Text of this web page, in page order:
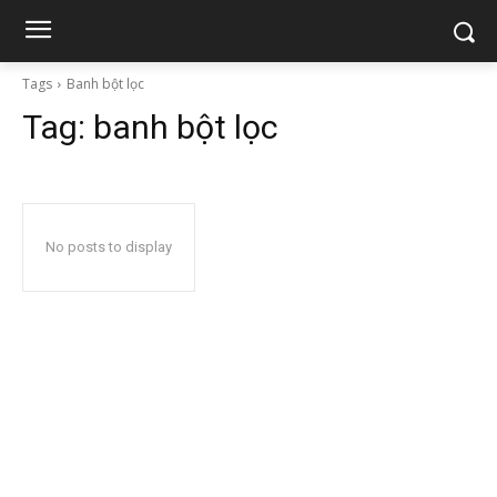
Tags Banh bột lọc
Tag: banh bột lọc
No posts to display